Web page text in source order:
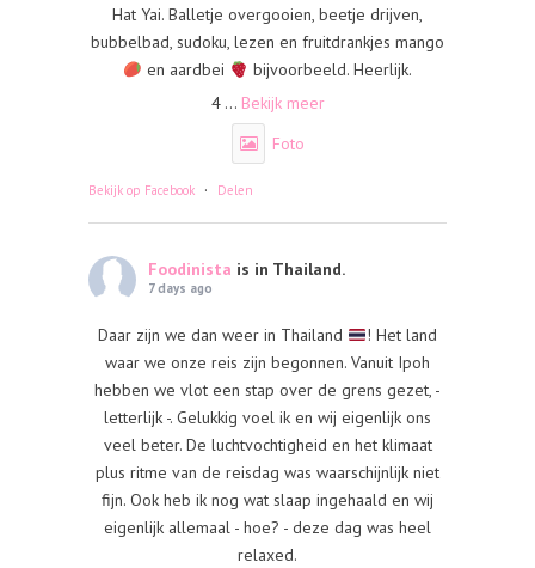
Hat Yai. Balletje overgooien, beetje drijven,
bubbelbad, sudoku, lezen en fruitdrankjes mango
en aardbei
bijvoorbeeld. Heerlijk.
4 ... Bekijk meer
Foto
Bekijk op Facebook · Delen
Foodinista is in Thailand.
7 days ago
Daar zijn we dan weer in Thailand
! Het land
waar we onze reis zijn begonnen. Vanuit Ipoh
hebben we vlot een stap over de grens gezet, -
letterlijk -. Gelukkig voel ik en wij eigenlijk ons
veel beter. De luchtvochtigheid en het klimaat
plus ritme van de reisdag was waarschijnlijk niet
fijn. Ook heb ik nog wat slaap ingehaald en wij
eigenlijk allemaal - hoe? - deze dag was heel
relaxed.